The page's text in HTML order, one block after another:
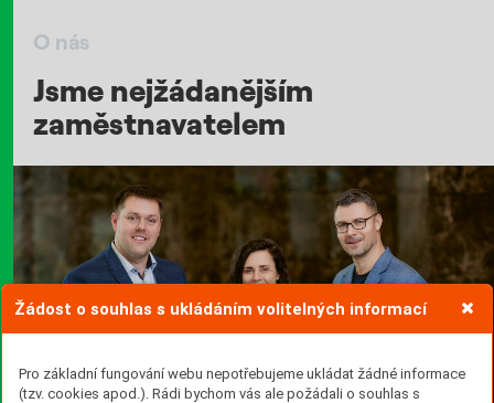
Žádost o souhlas s ukládáním volitelných informací
Pro základní fungování webu nepotřebujeme ukládat žádné informace
(tzv. cookies apod.). Rádi bychom vás ale požádali o souhlas s
O nás
Jsme nejžádanějším
zaměstnavatelem